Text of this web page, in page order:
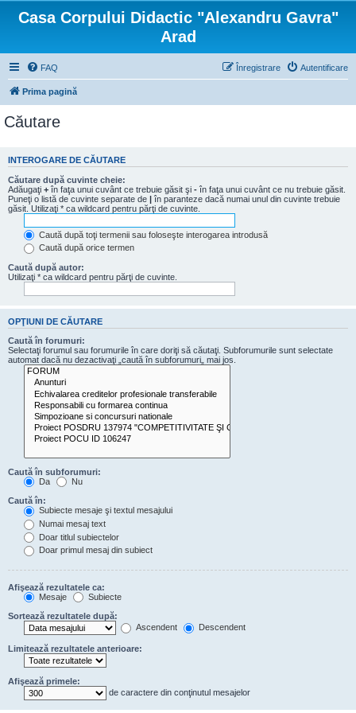
Casa Corpului Didactic "Alexandru Gavra"
Arad
FAQ Autentificare
Înregistrare
Prima pagină
Căutare
INTEROGARE DE CĂUTARE
Căutare după cuvinte cheie:
Adăugaţi + în faţa unui cuvânt ce trebuie găsit şi - în faţa unui cuvânt ce nu trebuie găsit.
Puneţi o listă de cuvinte separate de | în paranteze dacă numai unul din cuvinte trebuie
găsit. Utilizaţi * ca wildcard pentru părţi de cuvinte.
Caută după toţi termenii sau foloseşte interogarea introdusă
Caută după orice termen
Caută după autor:
Utilizaţi * ca wildcard pentru părţi de cuvinte.
OPŢIUNI DE CĂUTARE
Caută în forumuri:
Selectaţi forumul sau forumurile în care doriţi să căutaţi. Subforumurile sunt selectate
automat dacă nu dezactivaţi „caută în subforumuri„ mai jos.
Caută în subforumuri:
Da
Nu
Caută în:
Subiecte mesaje şi textul mesajului
Numai mesaj text
Doar titlul subiectelor
Doar primul mesaj din subiect
Afişează rezultatele ca:
Mesaje
Subiecte
Sortează rezultatele după:
Ascendent
Descendent
Limitează rezultatele anterioare:
Afişează primele:
de caractere din conţinutul mesajelor